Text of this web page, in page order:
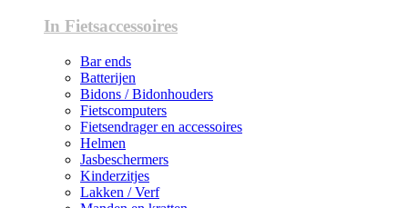
In Fietsaccessoires
Bar ends
Batterijen
Bidons / Bidonhouders
Fietscomputers
Fietsendrager en accessoires
Helmen
Jasbeschermers
Kinderzitjes
Lakken / Verf